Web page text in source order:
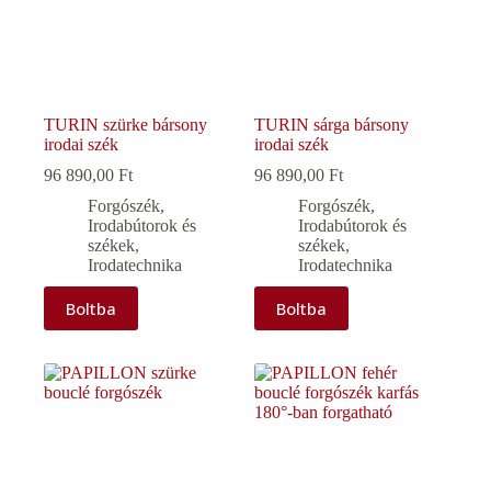
TURIN szürke bársony
irodai szék
96 890,00 Ft
Forgószék,
Irodabútorok és
székek,
Irodatechnika
Boltba
TURIN sárga bársony
irodai szék
96 890,00Ft
Forgószék,
Irodabútorok és
székek,
Irodatechnika
Boltba